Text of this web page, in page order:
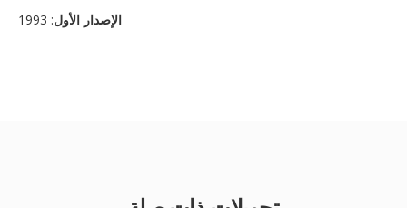
الإصدار الأول: 1993